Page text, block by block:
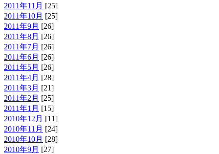
2011年11月 [25]
2011年10月 [25]
2011年9月 [26]
2011年8月 [26]
2011年7月 [26]
2011年6月 [26]
2011年5月 [26]
2011年4月 [28]
2011年3月 [21]
2011年2月 [25]
2011年1月 [15]
2010年12月 [11]
2010年11月 [24]
2010年10月 [28]
2010年9月 [27]